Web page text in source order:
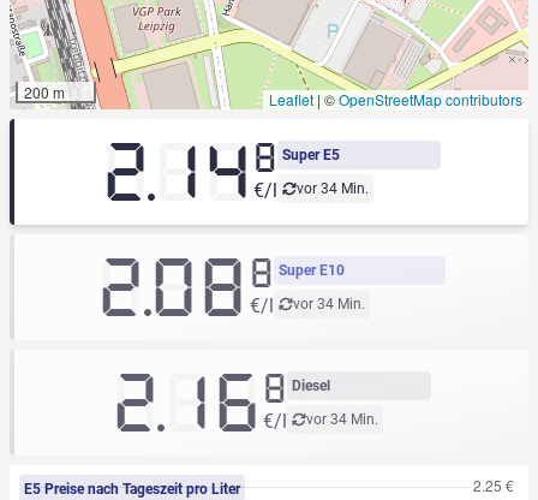
200 m Leaflet | ©OpenStreetMap contributors
Super E5
vor 34 Min.
2.148
€/l
Super E10
vor 34 Min.
2.08 8
€/l
Diesel
vor 34 Min.
2.168
€/l
E5 Preise nach Tageszeit pro Liter